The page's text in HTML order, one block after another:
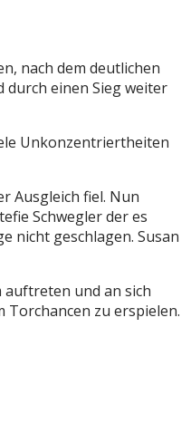
nach dem deutlichen
durch einen Sieg weiter
Unkonzentriertheiten
Ausgleich fiel. Nun
Schwegler der es
nicht geschlagen. Susan
und an sich
zu erspielen.